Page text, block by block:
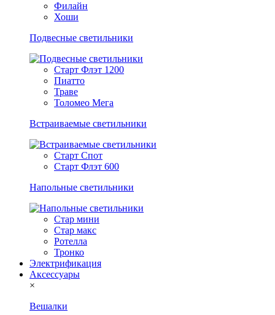
Филайн
Хоши
Подвесные светильники
Старт Флэт 1200
Пиатто
Траве
Толомео Мега
Встраиваемые светильники
Старт Спот
Старт Флэт 600
Напольные светильники
Стар мини
Стар макс
Ротелла
Тронко
Электрификация
Аксессуары
×
Вешалки